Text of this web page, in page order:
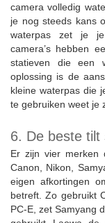
camera volledig
je nog steeds kans
waterpas zet je je
camera’s hebben
statieven die een
oplossing is de
kleine waterpas die
te gebruiken weet je
6. De beste tilt
Er zijn vier merken
Canon, Nikon,
eigen afkortingen
betreft. Zo gebruikt
PC-E, zet Samyang